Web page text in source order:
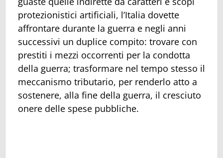
protezionistici artificiali, l’Italia dovette
affrontare durante la guerra e negli anni
successivi un duplice compito: trovare con
prestiti i mezzi occorrenti per la condotta
della guerra; trasformare nel tempo stesso il
meccanismo tributario, per renderlo atto a
sostenere, alla fine della guerra, il cresciuto
onere delle spese pubbliche.